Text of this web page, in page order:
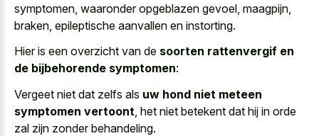
symptomen, waaronder opgeblazen gevoel, maagpijn,
braken, epileptische aanvallen en instorting.
Hier is een overzicht van de soorten rattenvergif en
de bijbehorende symptomen:
Vergeet niet dat zelfs als uw hond niet meteen
symptomen vertoont , het niet betekent dat hij in orde
zal zijn zonder behandeling.